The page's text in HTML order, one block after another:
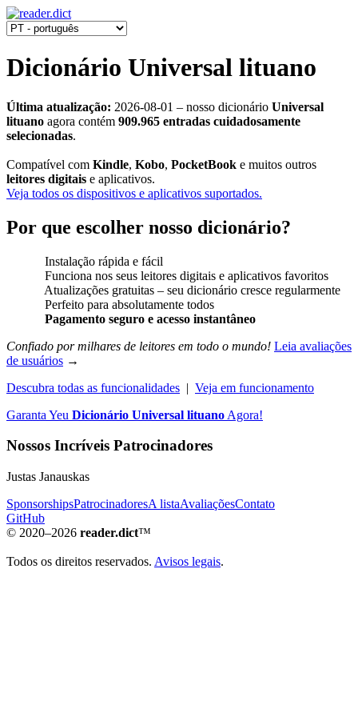
Dicionário Universal lituano
Última atualização: 2026-08-01 ‒ nosso dicionário Universal
lituano agora contém 909.965 entradas cuidadosamente
selecionadas.
Compatível com Kindle, Kobo, PocketBook e muitos outros
leitores digitais e aplicativos.
Veja todos os dispositivos e aplicativos suportados.
Por que escolher nosso dicionário?
Instalação rápida e fácil
Funciona nos seus leitores digitais e aplicativos favoritos
Atualizações gratuitas ‒ seu dicionário cresce regularmente
Perfeito para absolutamente todos
Pagamento seguro e acesso instantâneo
Confiado por milhares de leitores em todo o mundo! Leia avaliações
de usuários →
Descubra todas as funcionalidades | Veja em funcionamento
Garanta Yeu Dicionário Universal lituano Agora!
Nossos Incríveis Patrocinadores
Justas Janauskas
SponsorshipsPatrocinadoresA listaAvaliaçõesContato
GitHub
© 2020–2026 reader.dict™
Todos os direitos reservados. Avisos legais.